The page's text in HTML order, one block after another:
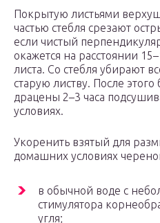
Покрытую листьями
частью стебля срезают
если чистый
окажется на расстоянии
листа. Со стебля убирают
старую листву. После
драцены 2–3 часа
условиях.
Укоренить взятый для
домашних условиях
в обычной воде с
стимулятора
угля;